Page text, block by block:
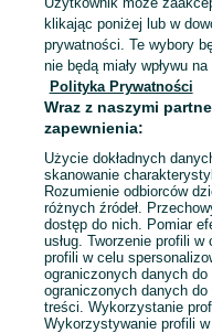
Mapa kategorii
Mapa miejscowości
Mapa ministron
Popularne wyszukiwania
klikając poniżej lub w
prywatności. Te wybory
nie będą miały wpływu
Polityka Prywatności
Wraz z naszymi
zapewnienia:
Użycie dokładnych
skanowanie
Rozumienie odbiorców
różnych źródeł.
dostęp do nich. Pomiar
usług. Tworzenie profili
profili w celu
ograniczonych danych
ograniczonych danych
treści. Wykorzystanie
Wykorzystywanie profili